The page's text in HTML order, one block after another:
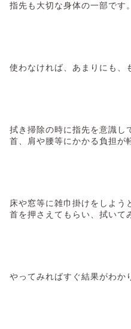
指先も大切な身体の一部です。
使わなければ、あまりにも、
拭き掃除の時に指先を意識し
首、肩や腰等にかかる負担が
床や窓等に雑巾掛けをしよう
首を押さえてもらい、拭いて
やってみればすぐ結果がわか